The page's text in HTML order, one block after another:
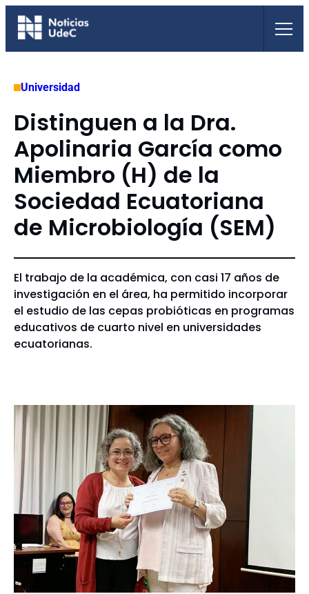
Saltar
Universidad
Distinguen a la Dra.
Apolinaria García como
Miembro (H) de la
Sociedad Ecuatoriana
de Microbiología (SEM)
El trabajo de la académica, con casi 17 años de
investigación en el área, ha permitido incorporar
el estudio de las cepas probióticas en programas
educativos de cuarto nivel en universidades
ecuatorianas.